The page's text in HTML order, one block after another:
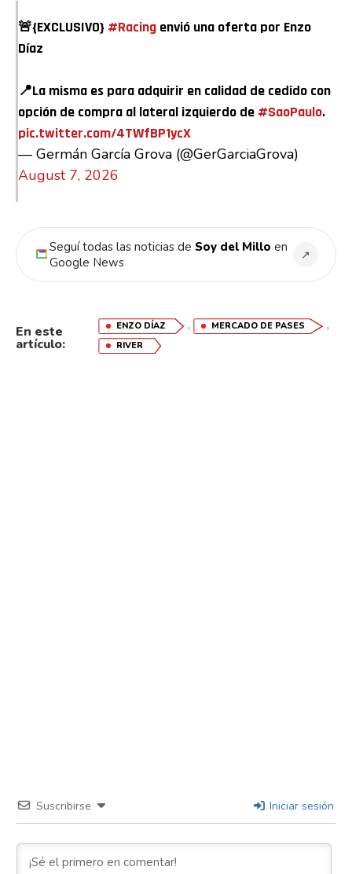
🚨{EXCLUSIVO} #Racing envió una oferta por Enzo
Díaz
📍La misma es para adquirir en calidad de cedido con
opción de compra al lateral izquierdo de #SaoPaulo.
pic.twitter.com/4TWfBP1ycX
— Germán García Grova (@GerGarciaGrova)
August 7, 2026
Seguí todas las noticias de Soy del Millo en
Google News
↗
En este
artículo:
ENZO DÍAZ , MERCADO DE PASES ,
RIVER
Suscribirse Iniciar sesión